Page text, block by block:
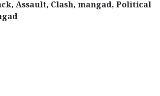
Assault, Clash, mangad, Political